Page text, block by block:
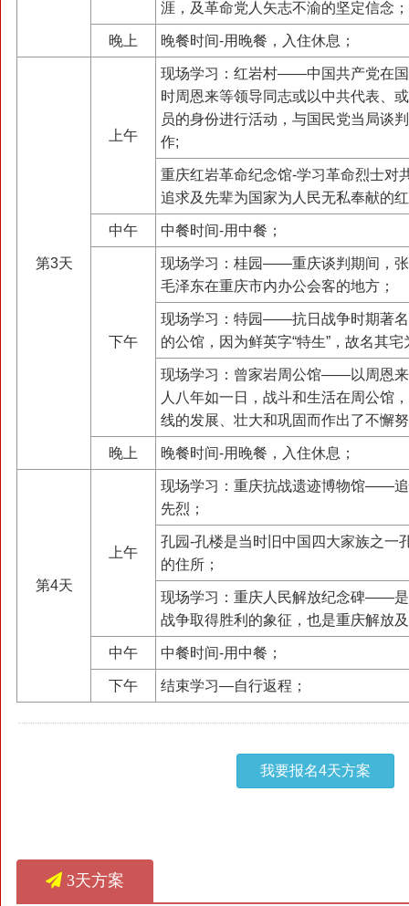
涯，及革命党人矢志不渝的坚定信念；
晚上 晚餐时间-用晚餐，入住休息；
第3天
上午
现场学习：红岩村——中国共产党在
时周恩来等领导同志或以中共代表、
员的身份进行活动，与国民党当局谈
作;
重庆红岩革命纪念馆-学习革命烈士对
追求及先辈为国家为人民无私奉献的
中午 中餐时间-用中餐；
下午
现场学习：桂园——重庆谈判期间，
毛泽东在重庆市内办公会客的地方；
现场学习：特园——抗日战争时期著
的公馆，因为鲜英字“特生”，故名其宅
现场学习：曾家岩周公馆——以周恩
人八年如一日，战斗和生活在周公馆
线的发展、壮大和巩固而作出了不懈
晚上 晚餐时间-用晚餐，入住休息；
第4天
上午
现场学习：重庆抗战遗迹博物馆——
先烈；
孔园-孔楼是当时旧中国四大家族之一
的住所；
现场学习：重庆人民解放纪念碑——
战争取得胜利的象征，也是重庆解放
中午 中餐时间-用中餐；
下午 结束学习—自行返程；
我要报名4天方案
3天方案